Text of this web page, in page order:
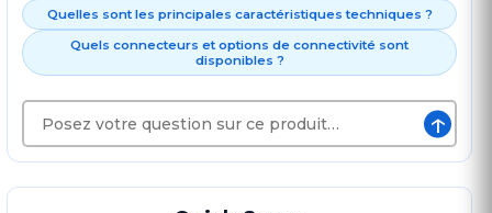
Quelles sont les principales caractéristiques techniques ?
Quels connecteurs et options de connectivité sont
disponibles ?
↑